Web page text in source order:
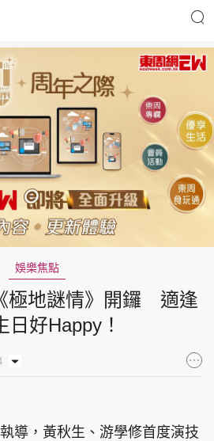
時事財經
優享生活
會員活動
東周專欄
娛樂焦點
極地謎情》開鑼 適逢
日好Happy！
導，黃秋生、游學修首度演技